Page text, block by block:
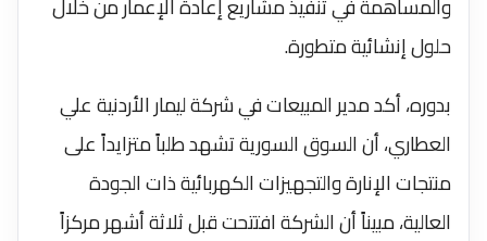
حلول إنشائية متطورة.
بدوره، أكد مدير المبيعات في شركة ليمار الأردنية علي
العطاري، أن السوق السورية تشهد طلباً متزايداً على
منتجات الإنارة والتجهيزات الكهربائية ذات الجودة
العالية، مبيناً أن الشركة افتتحت قبل ثلاثة أشهر مركزاً